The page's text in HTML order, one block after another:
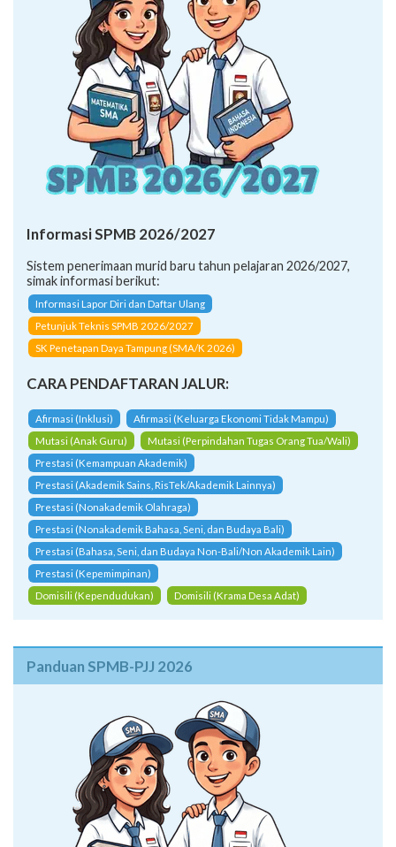
Informasi SPMB 2026/2027
Sistem penerimaan murid baru tahun pelajaran 2026/2027,
simak informasi berikut:
Informasi Lapor Diri dan Daftar Ulang
Petunjuk Teknis SPMB 2026/2027
SK Penetapan Daya Tampung (SMA/K 2026)
CARA PENDAFTARAN JALUR:
Afirmasi (Inklusi)
Afirmasi (Keluarga Ekonomi Tidak Mampu)
Mutasi (Anak Guru)
Mutasi (Perpindahan Tugas Orang Tua/Wali)
Prestasi (Kemampuan Akademik)
Prestasi (Akademik Sains, RisTek/Akademik Lainnya)
Prestasi (Nonakademik Olahraga)
Prestasi (Nonakademik Bahasa, Seni, dan Budaya Bali)
Prestasi (Bahasa, Seni, dan Budaya Non-Bali/Non Akademik Lain)
Prestasi (Kepemimpinan)
Domisili (Kependudukan)
Domisili (Krama Desa Adat)
Panduan SPMB-PJJ 2026